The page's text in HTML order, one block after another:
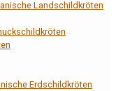
Landschildkröten
Erdschildkröten